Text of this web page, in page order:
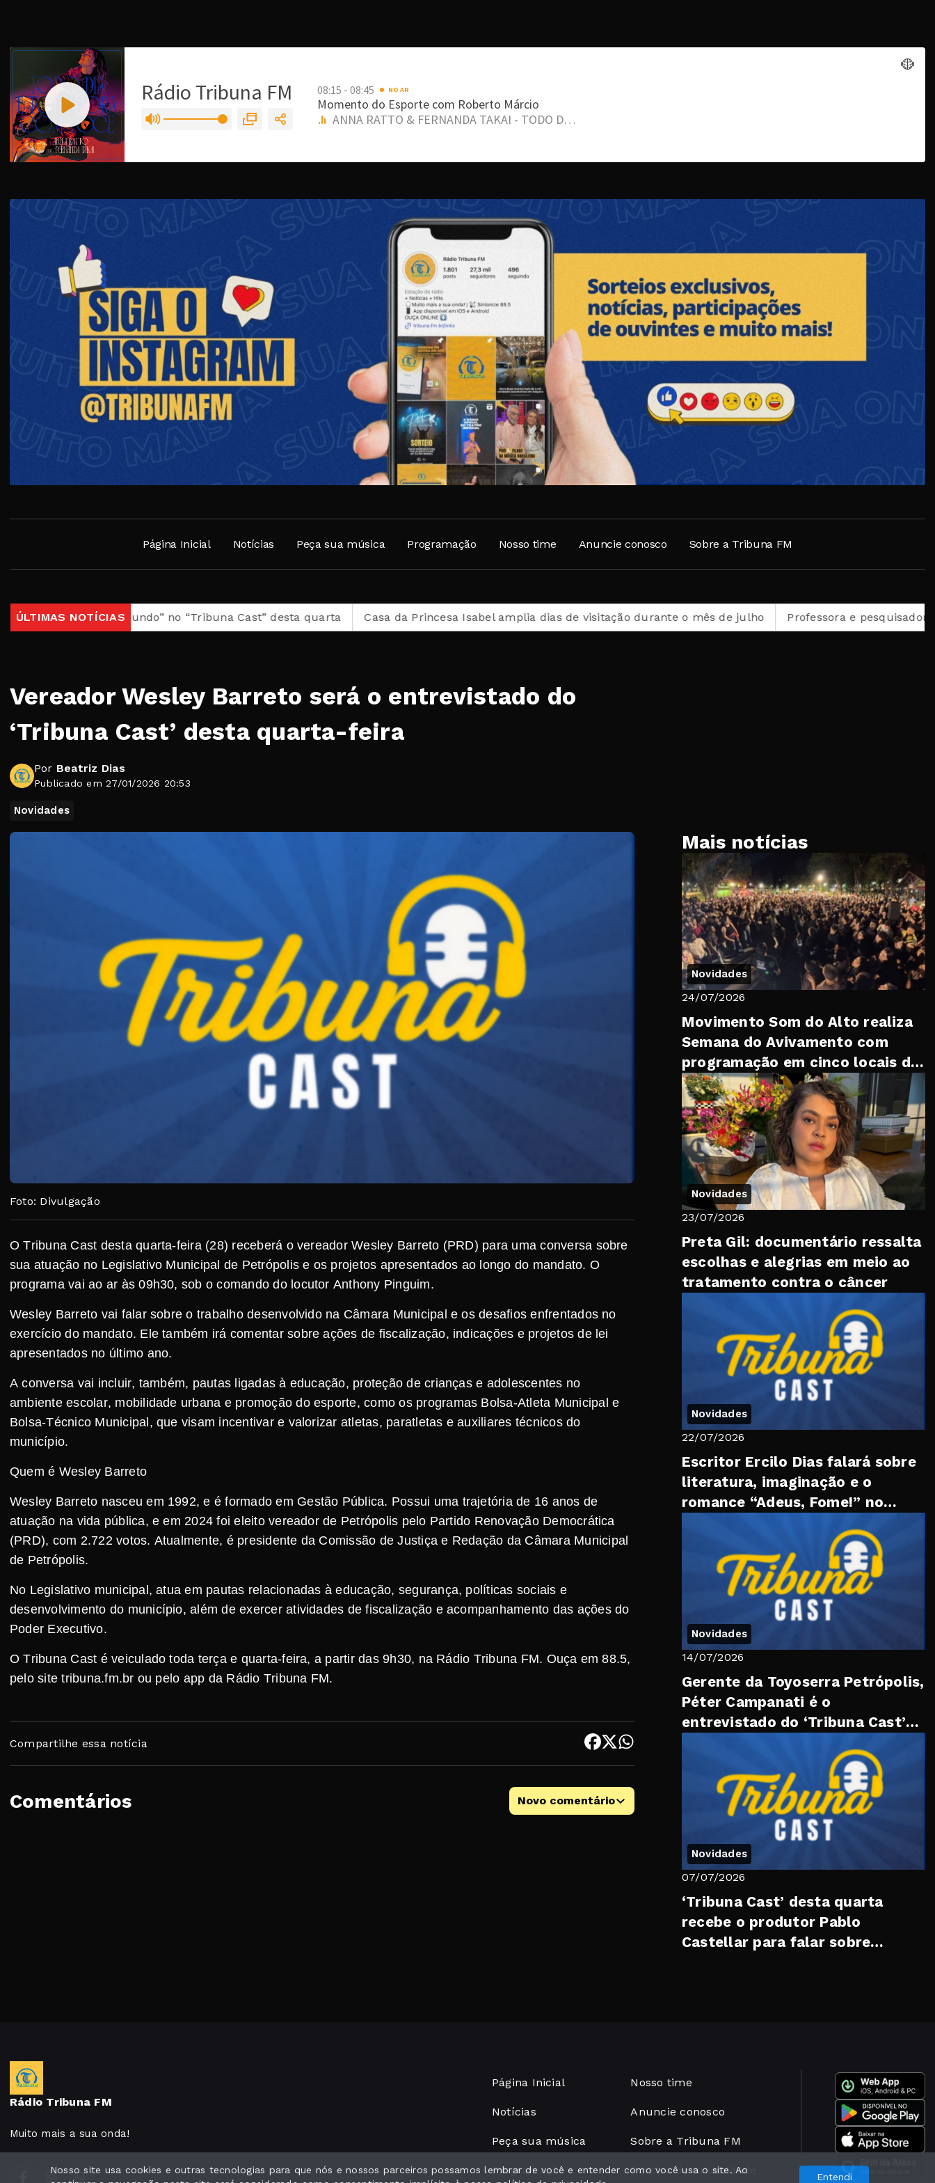
Página Inicial Notícias Peça sua música Programação Nosso time Anuncie conosco Sobre a Tribuna FM
ÚLTIMAS NOTÍCIAS
Mundo” no “Tribuna Cast” desta quarta Casa da Princesa Isabel amplia dias de visitação durante o mês de julho Professora e pesquisadora petropolitana
Vereador Wesley Barreto será o entrevistado do
‘Tribuna Cast’ desta quarta-feira
Por Beatriz Dias
Publicado em 27/01/2026 20:53
Novidades
Foto: Divulgação
O Tribuna Cast desta quarta-feira (28) receberá o vereador Wesley Barreto (PRD) para uma conversa sobre
sua atuação no Legislativo Municipal de Petrópolis e os projetos apresentados ao longo do mandato. O
programa vai ao ar às 09h30, sob o comando do locutor Anthony Pinguim.
Wesley Barreto vai falar sobre o trabalho desenvolvido na Câmara Municipal e os desafios enfrentados no
exercício do mandato. Ele também irá comentar sobre ações de fiscalização, indicações e projetos de lei
apresentados no último ano.
A conversa vai incluir, também, pautas ligadas à educação, proteção de crianças e adolescentes no
ambiente escolar, mobilidade urbana e promoção do esporte, como os programas Bolsa-Atleta Municipal e
Bolsa-Técnico Municipal, que visam incentivar e valorizar atletas, paratletas e auxiliares técnicos do
município.
Quem é Wesley Barreto
Wesley Barreto nasceu em 1992, e é formado em Gestão Pública. Possui uma trajetória de 16 anos de
atuação na vida pública, e em 2024 foi eleito vereador de Petrópolis pelo Partido Renovação Democrática
(PRD), com 2.722 votos. Atualmente, é presidente da Comissão de Justiça e Redação da Câmara Municipal
de Petrópolis.
No Legislativo municipal, atua em pautas relacionadas à educação, segurança, políticas sociais e
desenvolvimento do município, além de exercer atividades de fiscalização e acompanhamento das ações do
Poder Executivo.
O Tribuna Cast é veiculado toda terça e quarta-feira, a partir das 9h30, na Rádio Tribuna FM. Ouça em 88.5,
pelo site tribuna.fm.br ou pelo app da Rádio Tribuna FM.
Compartilhe essa notícia
Comentários Novo comentário
Mais notícias
Novidades
24/07/2026
Movimento Som do Alto realiza
Semana do Avivamento com
programação em cinco locais de
Petrópolis
Novidades
23/07/2026
Preta Gil: documentário ressalta
escolhas e alegrias em meio ao
tratamento contra o câncer
Novidades
22/07/2026
Escritor Ercilo Dias falará sobre
literatura, imaginação e o
romance “Adeus, Fome!” no
Novidades
14/07/2026
Gerente da Toyoserra Petrópolis,
Péter Campanati é o
entrevistado do ‘Tribuna Cast’
Novidades
07/07/2026
‘Tribuna Cast’ desta quarta
recebe o produtor Pablo
Castellar para falar sobre
Rádio Tribuna FM
Muito mais a sua onda!
Página Inicial
Notícias
Peça sua música
Programação
Nosso time
Anuncie conosco
Sobre a Tribuna FM
Política de privacidade
Nosso site usa cookies e outras tecnologias para que nós e nossos parceiros possamos lembrar de você e entender como você usa o site. Ao
Entendi